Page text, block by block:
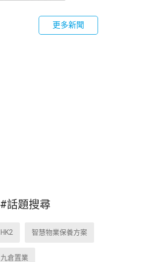
更多新聞
#話題搜尋
HK2 智慧物業保養方案
九倉置業